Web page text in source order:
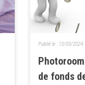
de fonds
Publié le : 13/03/2024